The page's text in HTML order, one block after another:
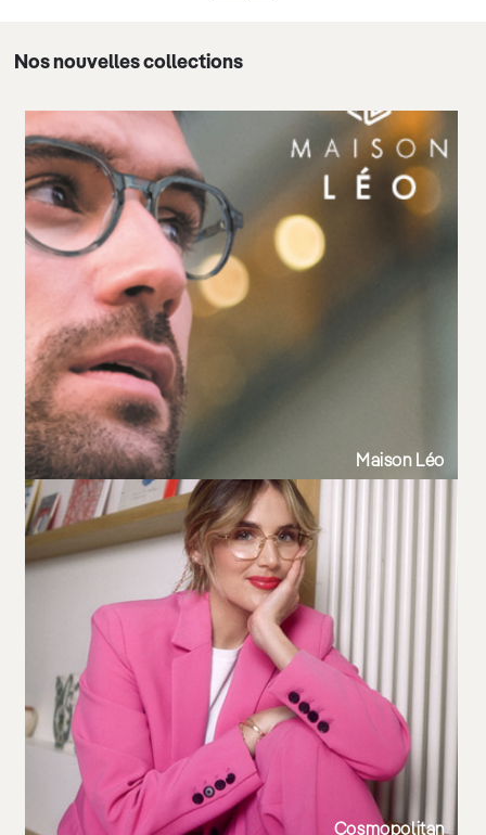
Lunettes de vue Guess
Lunettes de vue femme tendance 2025
Lunettes de vue homme tendance 2025
Lunettes de vue noir
Nos nouvelles collections
Maison Léo
Cosmopolitan